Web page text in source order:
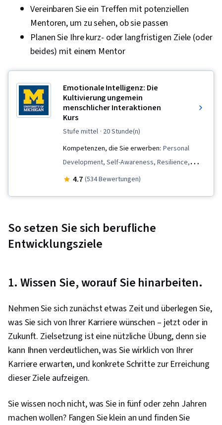
Vereinbaren Sie ein Treffen mit potenziellen
Mentoren, um zu sehen, ob sie passen
Planen Sie Ihre kurz- oder langfristigen Ziele (oder
beides) mit einem Mentor
Emotionale Intelligenz: Die
Kultivierung ungemein
menschlicher Interaktionen
Kurs
stufe mittel · 20 Stunde(n)
Kompetenzen, die Sie erwerben: Personal
Development, Self-Awareness, Resilience,
Interpersonal Communications,
Teamwork, Initiative and Leadership,
Leadership, Mentorship, Coaching, Social Skills,
4.7 (534 Bewertungen)
So setzen Sie sich berufliche
Entwicklungsziele
1. Wissen Sie, worauf Sie hinarbeiten.
Nehmen Sie sich zunächst etwas Zeit und überlegen Sie,
was Sie sich von Ihrer Karriere wünschen – jetzt oder in
Zukunft. Zielsetzung ist eine nützliche Übung, denn sie
kann Ihnen verdeutlichen, was Sie wirklich von Ihrer
Karriere erwarten, und konkrete Schritte zur Erreichung
dieser Ziele aufzeigen.
Sie wissen noch nicht, was Sie in fünf oder zehn Jahren
machen wollen? Fangen Sie klein an und finden Sie